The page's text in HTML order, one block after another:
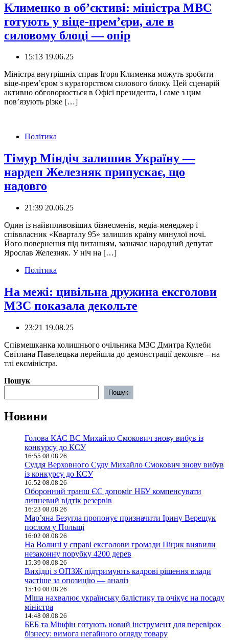
Клименко в об’єктиві: міністра МВС
готують у віце-прем’єри, але в
силовому блоці — опір
15:13 19.06.25
Міністра внутрішніх справ Ігоря Клименка можуть зробити
віце-премʼєром з кураторством силового блоку. Цей сценарій
активно обговорюється в Офісі президента, і саме з цим
пов’язують різке […]
Політика
Тімур Міндіч залишив Україну —
нардеп Железняк припускає, що
надовго
21:39 20.06.25
Один із найвпливовіших бізнесменів, медіа-менеджер і
співвласник «Кварталу 95» залишив країну минулої ночі.
Його повернення під питанням, зазначає народний депутат
Ярослав Железняк. У ніч на […]
Політика
На межі: цивільна дружина ексголови
МЗС показала декольте
23:21 19.08.25
Співмешканка колишнього очільника МЗС Дмитра Кулеби
Світлана Павелецька перейшла до демонстрації декольте – на
тлі ексміністра.
Пошук
Пошук
Новини
Голова КАС ВС Михайло Смокович знову вибув із
конкурсу до КСУ
16:55 08.08.26
Суддя Верховного Суду Михайло Смокович знову вибув
із конкурсу до КСУ
16:52 08.08.26
Оборонний транш ЄС допоміг НБУ компенсувати
липневий відтік резервів
16:23 08.08.26
Мар’яна Безугла пропонує призначити Ірину Верещук
послом у Польщі
16:02 08.08.26
На Волині у справі ексголови громади Піцик виявили
незаконну порубку 4200 дерев
15:39 08.08.26
Вихідці з ОПЗЖ підтримують кадрові рішення влади
частіше за опозицію — аналіз
15:10 08.08.26
Міша нахвалює українську балістику та очікує на посаду
міністра
14:48 08.08.26
БЕБ та Мінфін готують новий інструмент для перевірок
бізнесу: вимога негайного огляду товару